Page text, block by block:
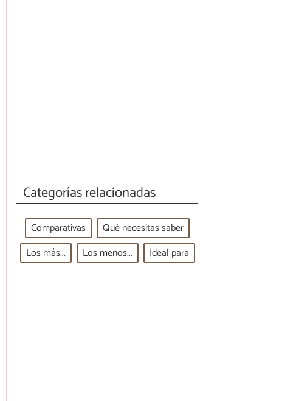
Categorías relacionadas
Comparativas
Qué necesitas saber
Los más...
Los menos... Ideal para